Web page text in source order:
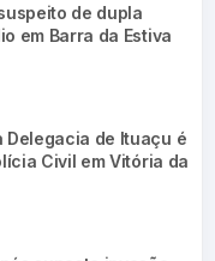
de dupla
em Barra da Estiva
Delegacia de Ituaçu é
Civil em Vitória da